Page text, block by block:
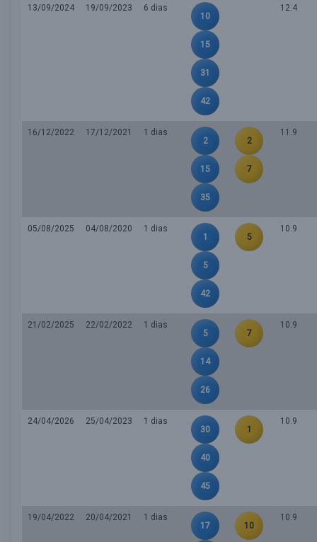
13/09/2024 19/09/2023
6 dias
10
15
31
42
12.4
16/12/2022 17/12/2021
1 dias
2
15
35
2
7
11.9
05/08/2025 04/08/2020
1 dias
1
5
42
5
10.9
21/02/2025 22/02/2022
1 dias
5
14
26
7
10.9
24/04/2026 25/04/2023
1 dias
30
40
45
1
10.9
19/04/2022 20/04/2021
1 dias
17
10
10.9